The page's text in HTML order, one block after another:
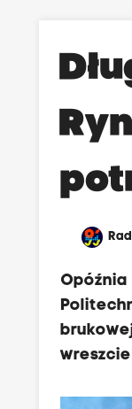
Opóźnia